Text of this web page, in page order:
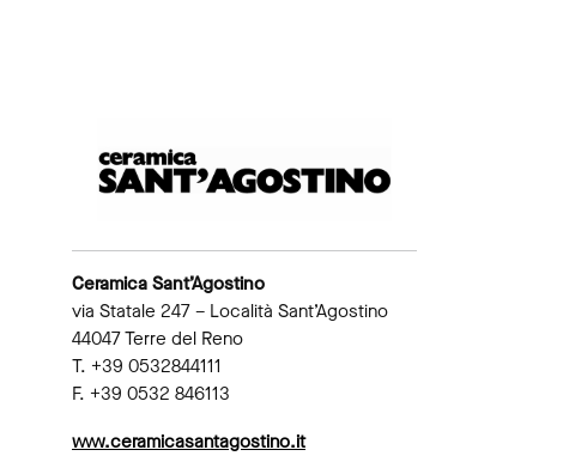
Ceramica Sant’Agostino
via Statale 247 – Località Sant’Agostino
44047 Terre del Reno
T. +39 0532844111
F. +39 0532 846113
www.ceramicasantagostino.it